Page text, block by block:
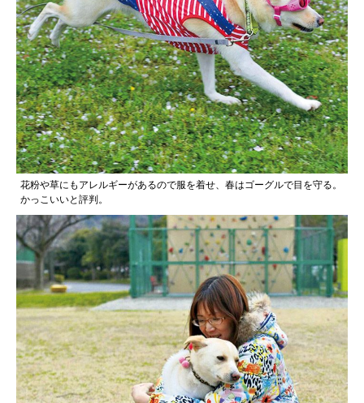
花粉や草にもアレルギーがあるので服を着せ、春はゴーグルで目を守る。
かっこいいと評判。